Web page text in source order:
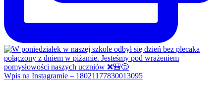
Wpis na Instagramie – 18021177830013095